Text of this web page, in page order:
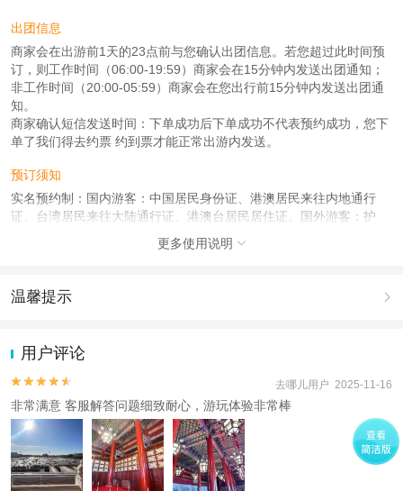
出团信息
商家会在出游前1天的23点前与您确认出团信息。若您超过此时间预
订，则工作时间（06:00-19:59）商家会在15分钟内发送出团通知；
非工作时间（20:00-05:59）商家会在您出行前15分钟内发送出团通
知。
商家确认短信发送时间：下单成功后下单成功不代表预约成功，您下
单了我们得去约票 约到票才能正常出游内发送。
预订须知
实名预约制：国内游客：中国居民身份证、港澳居民来往内地通行
证、台湾居民来往大陆通行证、港澳台居民居住证。国外游客：护
天安门广场实行提前预约制入场，下单时请正确填写所有出行人姓名
和证件号码，因个人原因造成无法入园需自行承担。
产品说明
此行程为散客拼团，请您提前15分钟到达集合地点，需整团入园，请
务必规划好出行时间，避免耽误您的行程。如因迟到或个人原因造成
无法入园，需自行承担相应损失，敬请谅解。
人群说明
18周岁以下儿童和60周岁以上老人须有成人陪同方可参团，敬请谅
解。
更多使用说明 
温馨提示 
动（如跳伞、潜水、滑雪等）前，请务必仔细阅读
2.为普及旅游安全知识及旅游文明公约，使您的旅程顺利圆满完成，
特制定《去哪儿网旅游安全手册》 ，请您认真阅读并切实遵守。
用户评论

 去哪儿用户 2025-11-16
非常满意 客服解答问题细致耐心，游玩体验非常棒